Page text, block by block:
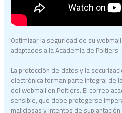
Optimizar la seguridad de su
adaptados a la Academia de Poitiers
La protección de datos y la
electrónica forman parte integral de
del webmail en Poitiers. El correo
sensible, que debe protegerse
maliciosas y intentos de